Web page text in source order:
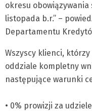
okresu
listopada b.r.” –
Departamentu
Wszyscy klienci, którzy
oddziale kompletny
następujące warunki
• 0% prowizji za